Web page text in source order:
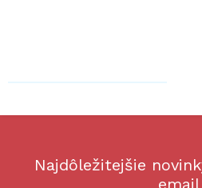
Najdôležitejšie